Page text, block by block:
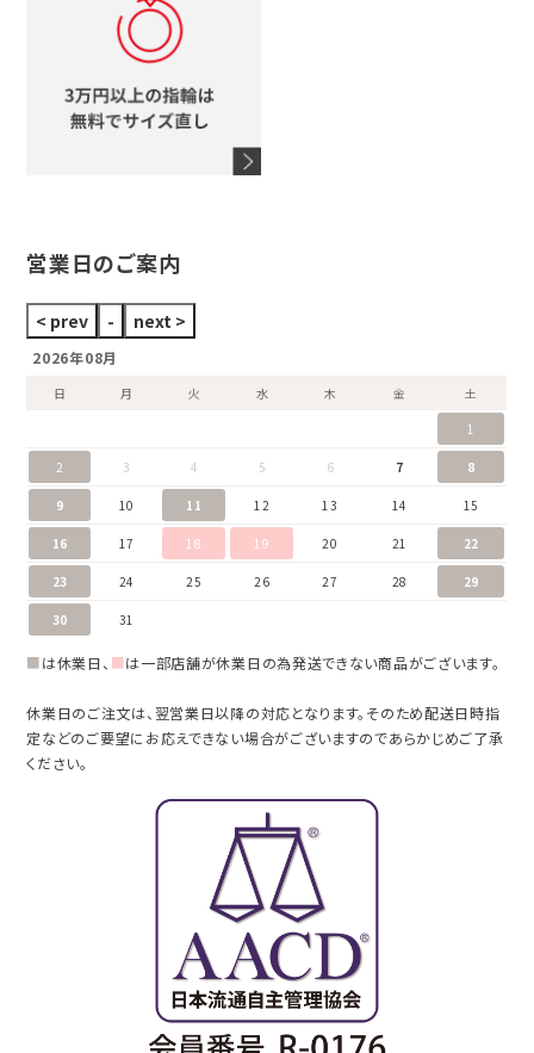
スタージュエリー
ウノアエレ
タグホイヤー
営業日のご案内
2026年08月
日 月 火 水 木 金
土
1
2 3 4 5 6 7 8
9 10 11 12 13 14 15
16 17 18 19 20 21 22
23 24 25 26 27 28 29
30 31
■は休業日、 ■は一部店舗が休業日の為発送できない商品がございます。
休業日のご注文は、翌営業日以降の対応となります。そのため配送日時指
定などのご要望にお応えできない場合がございますのであらかじめご了承
ください。